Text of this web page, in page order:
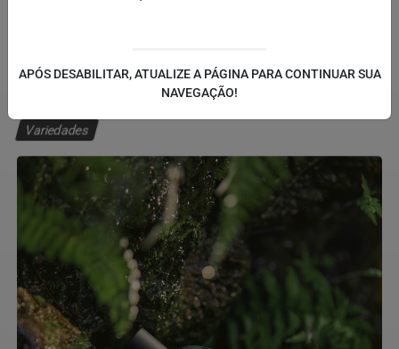
Variedades
APÓS DESABILITAR, ATUALIZE A PÁGINA PARA CONTINUAR SUA
NAVEGAÇÃO!